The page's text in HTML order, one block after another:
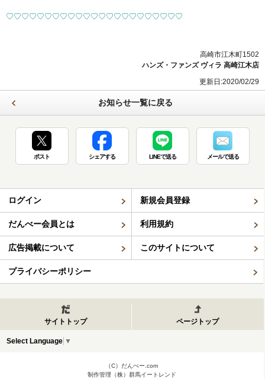
♡♡♡♡♡♡♡♡♡♡♡♡♡♡♡♡♡♡♡♡♡♡♡
高崎市江木町1502
ハンズ・ファンズ ヴィラ 高崎江木店
更新日:2020/02/29
お知らせ一覧に戻る
ポスト シェアする LINEで送る メールで送る
ログイン 新規会員登録
だんべー会員とは 利用規約
広告掲載について このサイトについて
プライバシーポリシー
サイトトップ ページトップ
Select Language ▼
（C）だんべー.com
制作管理（株）群馬イートレンド